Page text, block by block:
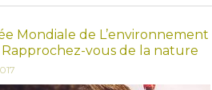
Mondiale de L’environnement
Rapprochez-vous de la nature